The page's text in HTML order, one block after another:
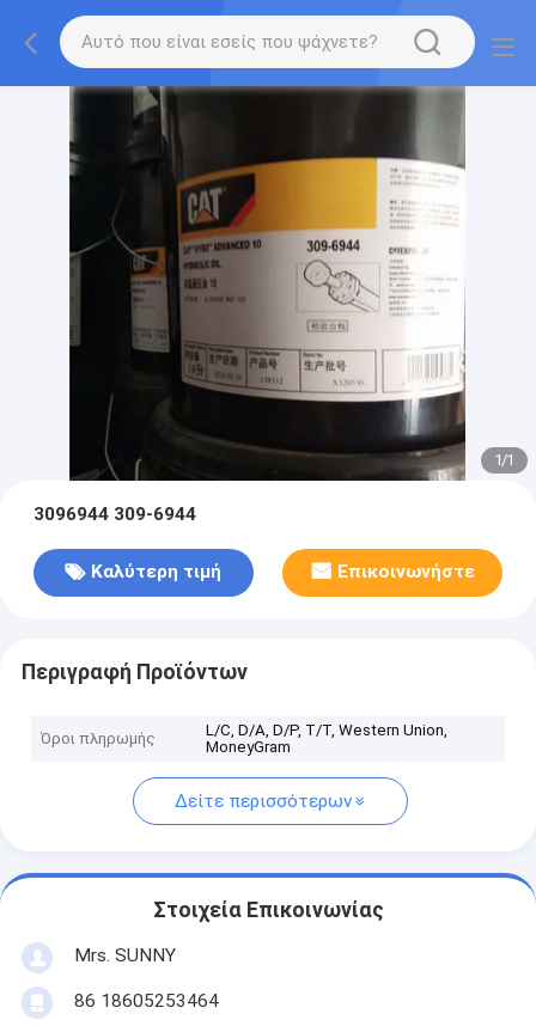
1/1
3096944 309-6944
Καλύτερη τιμή Επικοινωνήστε
Περιγραφή Προϊόντων
Όροι πληρωμής
L/C, D/A, D/P, T/T, Western Union,
MoneyGram
Δείτε περισσότερων
Στοιχεία Επικοινωνίας
Mrs. SUNNY
86 18605253464